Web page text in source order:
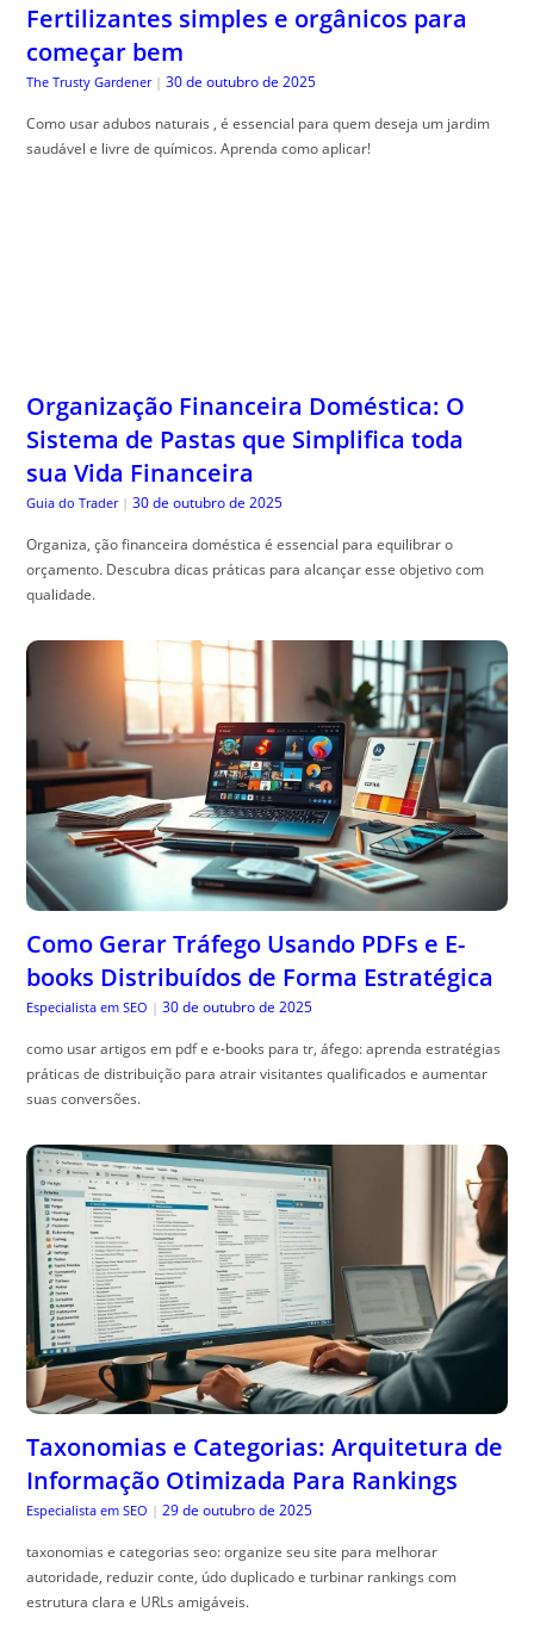
Fertilizantes simples e orgânicos para
começar bem
The Trusty Gardener | 30 de outubro de 2025
Como usar adubos naturais , é essencial para quem deseja um jardim
saudável e livre de químicos. Aprenda como aplicar!
Organização Financeira Doméstica: O
Sistema de Pastas que Simplifica toda
sua Vida Financeira
Guia do Trader | 30 de outubro de 2025
Organiza, ção financeira doméstica é essencial para equilibrar o
orçamento. Descubra dicas práticas para alcançar esse objetivo com
qualidade.
Como Gerar Tráfego Usando PDFs e E-
books Distribuídos de Forma Estratégica
Especialista em SEO | 30 de outubro de 2025
como usar artigos em pdf e e-books para tr, áfego: aprenda estratégias
práticas de distribuição para atrair visitantes qualificados e aumentar
suas conversões.
Taxonomias e Categorias: Arquitetura de
Informação Otimizada Para Rankings
Especialista em SEO | 29 de outubro de 2025
taxonomias e categorias seo: organize seu site para melhorar
autoridade, reduzir conte, údo duplicado e turbinar rankings com
estrutura clara e URLs amigáveis.